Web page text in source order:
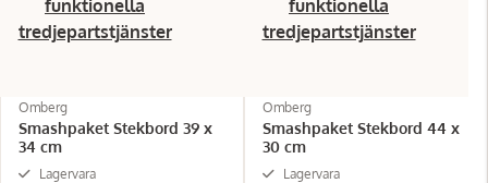
funktionella
tredjepartstjänster
Omberg
Smashpaket Stekbord 39 x
34 cm
Lagervara
funktionella
tredjepartstjänster
Omberg
Smashpaket Stekbord 44 x
30 cm
Lagervara